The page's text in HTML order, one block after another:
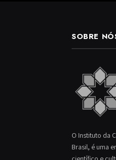
SOBRE
O Instituto da
Brasil, é uma